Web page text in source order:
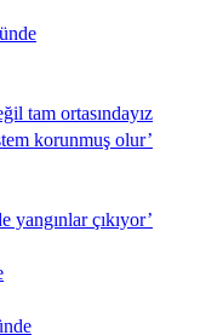
tam ortasındayız
korunmuş olur’
çıkıyor’